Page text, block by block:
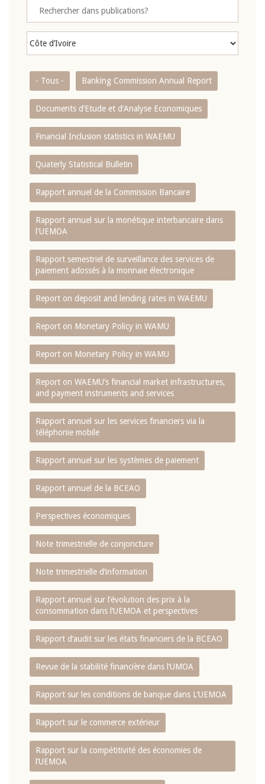
- Tous - Banking Commission Annual Report
Documents d’Etude et d’Analyse Economiques
Financial Inclusion statistics in WAEMU
Quaterly Statistical Bulletin
Rapport annuel de la Commission Bancaire
Rapport annuel sur la monétique interbancaire dans
l'UEMOA
Rapport semestriel de surveillance des services de
paiement adossés à la monnaie électronique
Report on deposit and lending rates in WAEMU
Report on Monetary Policy in WAMU
Report on Monetary Policy in WAMU
Report on WAEMU’s financial market infrastructures,
and payment instruments and services
Rapport annuel sur les services financiers via la
téléphonie mobile
Rapport annuel sur les systèmes de paiement
Rapport annuel de la BCEAO
Perspectives économiques
Note trimestrielle de conjoncture
Note trimestrielle d‘information
Rapport annuel sur l‘évolution des prix à la
consommation dans l‘UEMOA et perspectives
Rapport d‘audit sur les états financiers de la BCEAO
Revue de la stabilité financière dans l‘UMOA
Rapport sur les conditions de banque dans L‘UEMOA
Rapport sur le commerce extérieur
Rapport sur la compétitivité des économies de
l‘UEMOA